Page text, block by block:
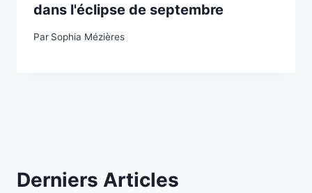
dans l'éclipse de septembre
Par Sophia Mézières
Derniers Articles